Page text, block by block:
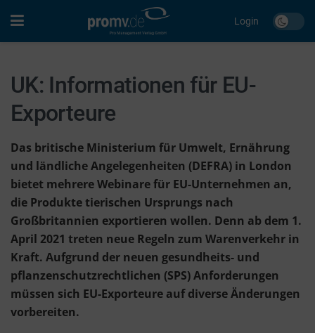
Login
UK: Informationen für EU-
Exporteure
Das britische Ministerium für Umwelt, Ernährung
und ländliche Angelegenheiten (DEFRA) in London
bietet mehrere Webinare für EU-Unternehmen an,
die Produkte tierischen Ursprungs nach
Großbritannien exportieren wollen. Denn ab dem 1.
April 2021 treten neue Regeln zum Warenverkehr in
Kraft. Aufgrund der neuen gesundheits- und
pflanzenschutzrechtlichen (SPS) Anforderungen
müssen sich EU-Exporteure auf diverse Änderungen
vorbereiten.